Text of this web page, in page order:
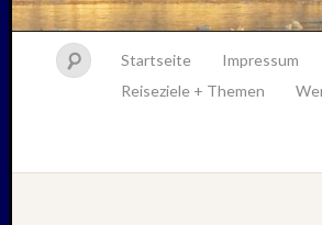
Startseite
Impressum
Reiseziele + Themen